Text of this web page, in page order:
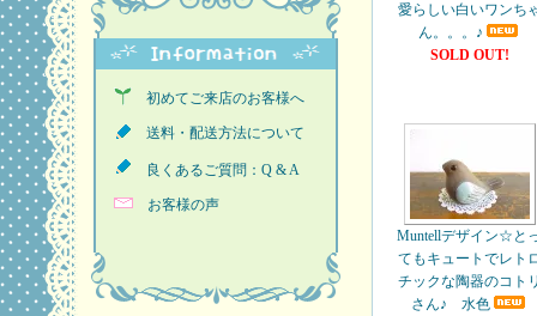
初めてご来店のお客様へ
送料・配送方法について
良くあるご質問：Q & A
お客様の声
愛らしい白いワンち
ん。。。♪
SOLD OUT!
Muntellデザイン☆と
てもキュートでレト
チックな陶器のコト
さん♪ 水色